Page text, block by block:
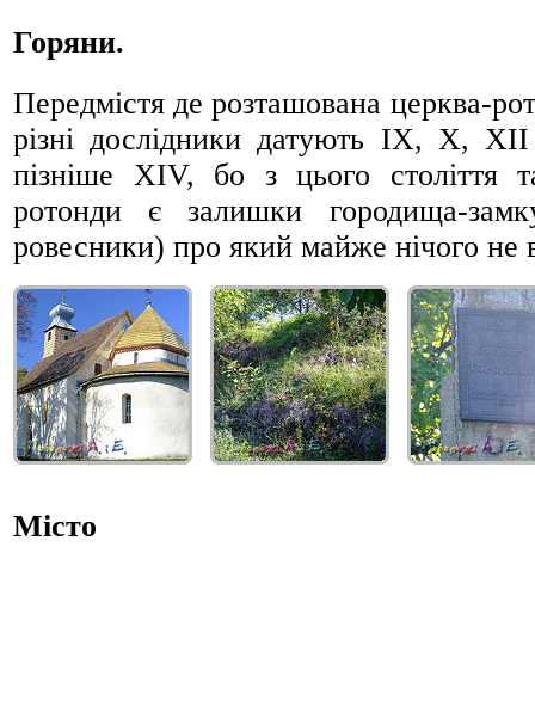
Горяни.
Передмістя де розташована церква-
різні дослідники датують ІХ, Х,
пізніше ХІV, бо з цього століття
ротонди є залишки городища-
ровесники) про який майже нічого не
Місто